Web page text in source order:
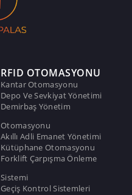
RFID OTOMASYONU
Kantar Otomasyonu
Depo Ve Sevkiyat Yönetimi
Demirbaş Yönetim
Otomasyonu
Akıllı Adli Emanet Yönetimi
Kütüphane Otomasyonu
Forklift Çarpışma Önleme
Sistemi
Geçiş Kontrol Sistemleri